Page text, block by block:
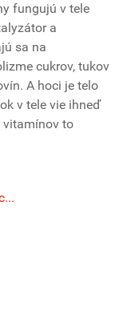
fungujú v tele
a
sa na
cukrov, tukov
A hoci je telo
v tele vie ihneď
vitamínov to